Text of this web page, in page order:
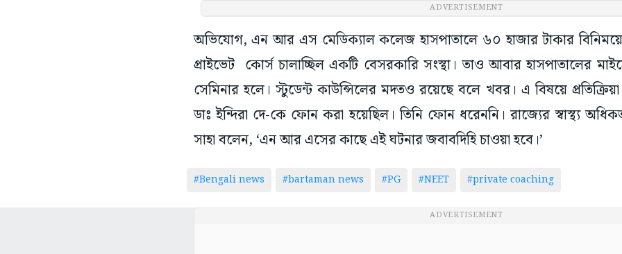
ADVERTISEMENT
অভিযোগ, এন আর এস মেডিক্যাল কলেজ হাসপাতালে ৬০ হাজার টাকার
প্রাইভেট কোর্স চালাচ্ছিল একটি বেসরকারি সংস্থা। তাও আবার হাসপাতালের
সেমিনার হলে। স্টুডেন্ট কাউন্সিলের মদতও রয়েছে বলে খবর। এ বিষয়ে
ডাঃ ইন্দিরা দে-কে ফোন করা হয়েছিল।‌ তিনি ফোন ধরেননি। রাজ্যের স্বাস্থ্য
সাহা বলেন, ‘এন আর এসের কাছে এই ঘটনার জবাবদিহি চাওয়া হবে।’
#Bengali news #bartaman news #PG #NEET #private coaching
ADVERTISEMENT